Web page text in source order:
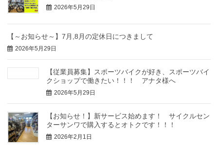
2026年5月29日
【～お知らせ～】7月,8月の定休日につきまして
2026年5月29日
【従業員募集】スポーツバイクが好き、スポーツバイ
クショップで働きたい！！！ アナタ様へ
2026年5月29日
【お知らせ！】新サービス始めます！ サイクルセン
ターサンワで購入するとオトクです！！！
2026年2月1日